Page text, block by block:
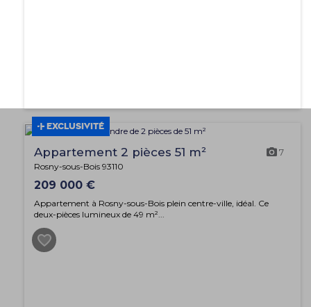
EXCLUSIVITÉ
Appartement 2 pièces 51 m² 7
Rosny-sous-Bois 93110
209 000 €
Appartement à Rosny-sous-Bois plein centre-ville, idéal. Ce
deux-pièces lumineux de 49 m²...